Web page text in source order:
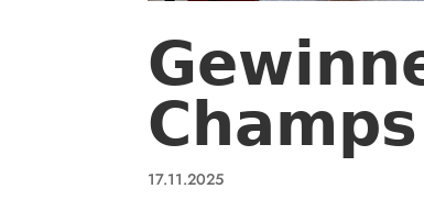
𝗖𝗵𝗮𝗺𝗽𝘀
17.11.2025